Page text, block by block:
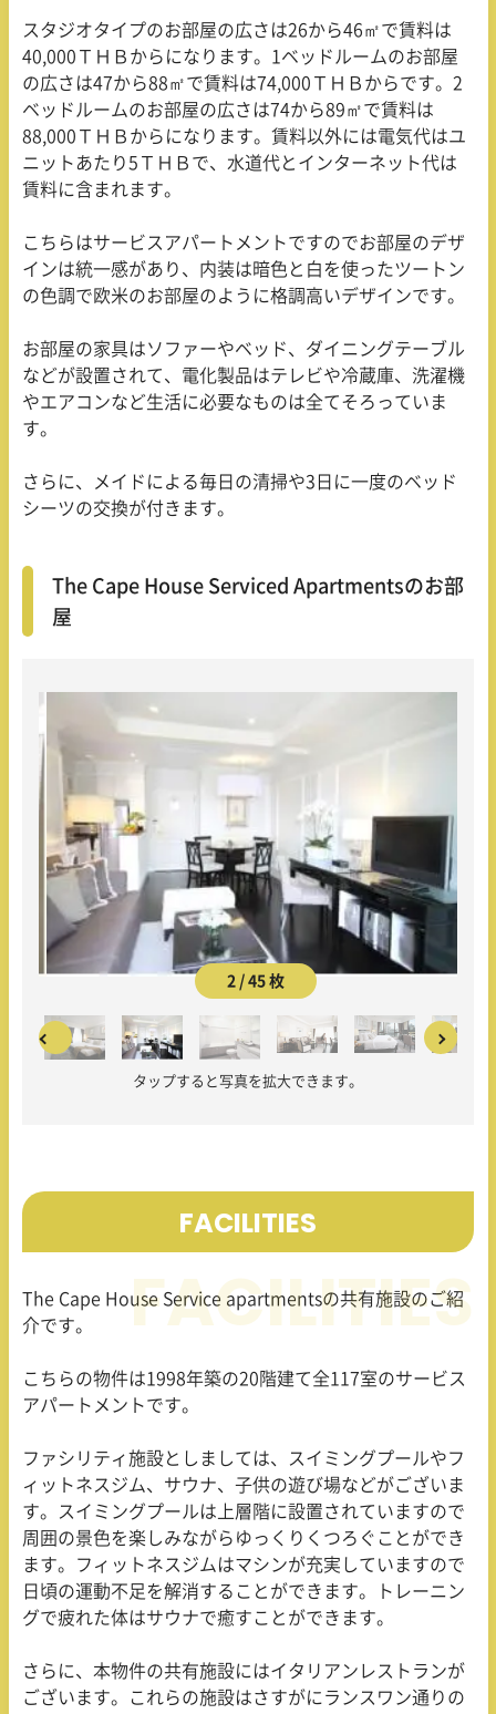
スタジオタイプのお部屋の広さは26から46㎡で賃料は
40,000ＴＨＢからになります。1ベッドルームのお部屋
の広さは47から88㎡で賃料は74,000ＴＨＢからです。2
ベッドルームのお部屋の広さは74から89㎡で賃料は
88,000ＴＨＢからになります。賃料以外には電気代はユ
ニットあたり5ＴＨＢで、水道代とインターネット代は
賃料に含まれます。
こちらはサービスアパートメントですのでお部屋のデザ
インは統一感があり、内装は暗色と白を使ったツートン
の色調で欧米のお部屋のように格調高いデザインです。
お部屋の家具はソファーやベッド、ダイニングテーブル
などが設置されて、電化製品はテレビや冷蔵庫、洗濯機
やエアコンなど生活に必要なものは全てそろっていま
す。
さらに、メイドによる毎日の清掃や3日に一度のベッド
シーツの交換が付きます。
The Cape House Serviced Apartmentsのお部
屋
2 / 45 枚
タップすると写真を拡大できます。
FACILITIES
The Cape House Service apartmentsの共有施設のご紹
介です。
こちらの物件は1998年築の20階建て全117室のサービス
アパートメントです。
ファシリティ施設としましては、スイミングプールやフ
ィットネスジム、サウナ、子供の遊び場などがございま
す。スイミングプールは上層階に設置されていますので
周囲の景色を楽しみながらゆっくりくつろぐことができ
ます。フィットネスジムはマシンが充実していますので
日頃の運動不足を解消することができます。トレーニン
グで疲れた体はサウナで癒すことができます。
さらに、本物件の共有施設にはイタリアンレストランが
ございます。これらの施設はさすがにランスワン通りの